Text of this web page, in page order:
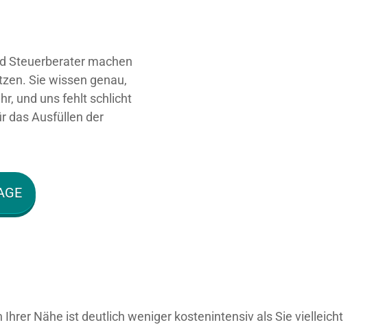
Steuerberater machen
Sie wissen genau,
und uns fehlt schlicht
das Ausfüllen der
Ihrer Nähe ist deutlich weniger kostenintensiv als Sie vielleicht